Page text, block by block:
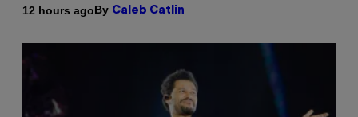
12 hours agoBy Caleb Catlin